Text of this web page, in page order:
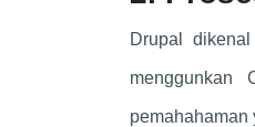
Drupal
menggunkan